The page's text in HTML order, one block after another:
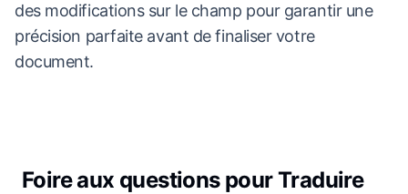
des modifications sur le champ pour garantir une
précision parfaite avant de finaliser votre
document.
Foire aux questions pour Traduire